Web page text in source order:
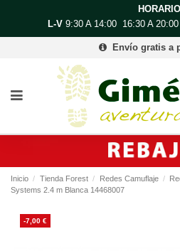
HORARIO
L-V9:30 A 14:00 16:30 A 20:00
Envío gratis a
Inicio Tienda Forest Redes Camuflaje
Systems 2.4 m Blanca 14468007
-7,00 €